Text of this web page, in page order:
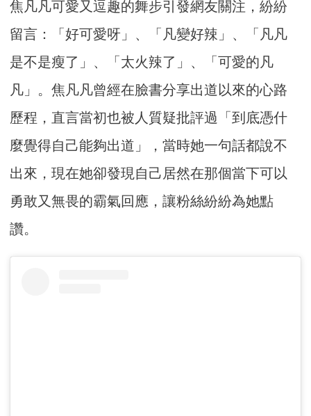
焦凡凡可愛又逗趣的舞步引發網友關注，紛紛
留言：「好可愛呀」、「凡變好辣」、「凡凡
是不是瘦了」、「太火辣了」、「可愛的凡
凡」。焦凡凡曾經在臉書分享出道以來的心路
歷程，直言當初也被人質疑批評過「到底憑什
麼覺得自己能夠出道」，當時她一句話都說不
出來，現在她卻發現自己居然在那個當下可以
勇敢又無畏的霸氣回應，讓粉絲紛紛為她點
讚。